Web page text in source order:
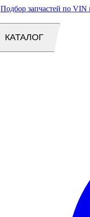
Подбор запчастей по VIN
КАТАЛОГ